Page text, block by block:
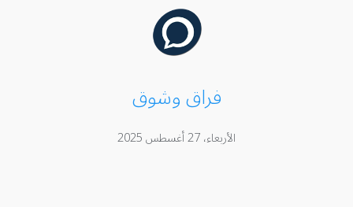
فراق وشوق
الأربعاء، 27 أغسطس 2025